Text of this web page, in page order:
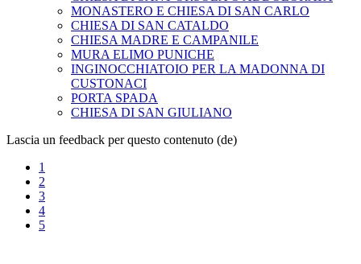
MONASTERO E CHIESA DI SAN CARLO
CHIESA DI SAN CATALDO
CHIESA MADRE E CAMPANILE
MURA ELIMO PUNICHE
INGINOCCHIATOIO PER LA MADONNA DI
CUSTONACI
PORTA SPADA
CHIESA DI SAN GIULIANO
Lascia un feedback per questo contenuto (de)
1
2
3
4
5